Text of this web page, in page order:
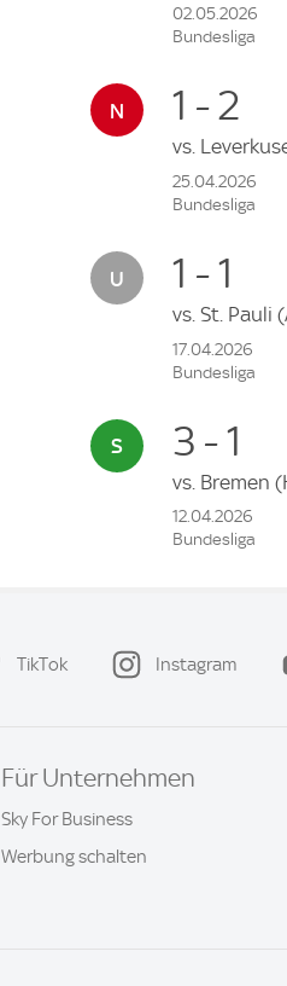
02.05.2026
Bundesliga
1 - 2
vs.
25.04.2026
Bundesliga
1 - 1
vs. St. Pauli
17.04.2026
Bundesliga
3 - 1
vs. Bremen
12.04.2026
Bundesliga
TikTok Instagram
Für Unternehmen
Sky For Business
Werbung schalten